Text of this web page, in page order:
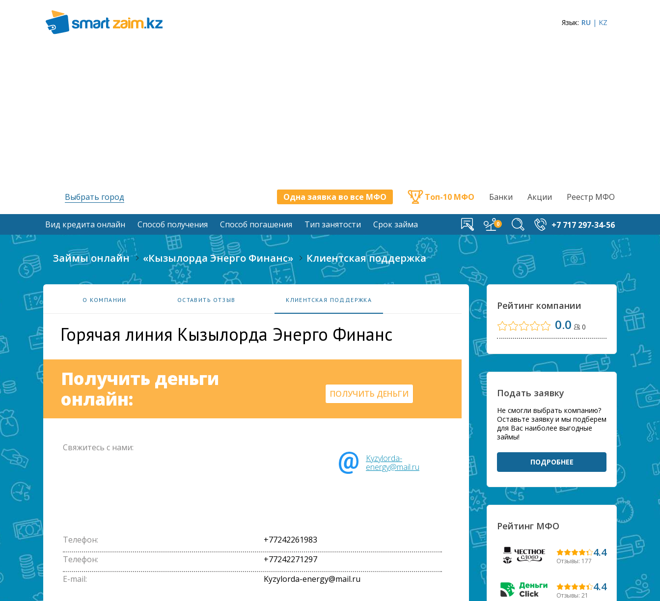
Язык: RU | KZ
Выбрать город Одна заявка во все МФО Топ-10 МФО Банки Акции Реестр МФО
Вид кредита онлайн Способ получения Способ погашения Тип занятости Срок займа +7 717 297-34-56
Займы онлайн «Кызылорда Энерго Финанс» Клиентская поддержка
О КОМПАНИИ ОСТАВИТЬ ОТЗЫВ КЛИЕНТСКАЯ ПОДДЕРЖКА
Горячая линия Кызылорда Энерго Финанс
Получить деньги
онлайн:
ПОЛУЧИТЬ ДЕНЬГИ
Свяжитесь с нами:
Kyzylorda-
energy@mail.ru
Телефон:
+77242261983
Телефон:
+77242271297
E-mail:
Kyzylorda-energy@mail.ru
Рейтинг компании
0.0 0
Подать заявку
Не смогли выбрать компанию?
Оставьте заявку и мы подберем
для Вас наиболее выгодные
займы!
ПОДРОБНЕЕ
Рейтинг МФО
4.4
Отзывы: 177
4.4
Отзывы: 21